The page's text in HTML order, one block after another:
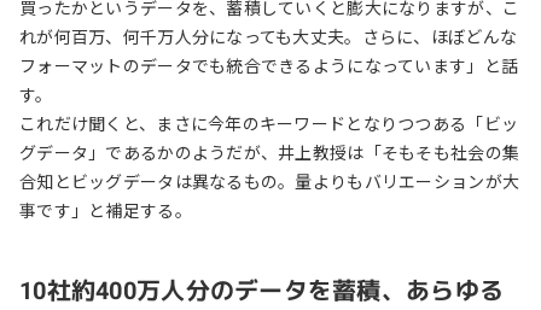
買ったかというデータを、蓄積していくと膨大になりますが、こ
れが何百万、何千万人分になっても大丈夫。さらに、ほぼどんな
フォーマットのデータでも統合できるようになっています」と話
す。
これだけ聞くと、まさに今年のキーワードとなりつつある「ビッ
グデータ」であるかのようだが、井上教授は「そもそも社会の集
合知とビッグデータは異なるもの。量よりもバリエーションが大
事です」と補足する。
10社約400万人分のデータを蓄積、あらゆる